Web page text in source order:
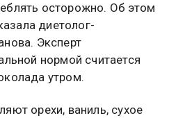
осторожно. Об этом
диетолог-
Эксперт
нормой считается
утром.
орехи, ваниль, сухое